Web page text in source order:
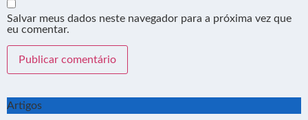
Salvar meus dados neste navegador para a próxima vez que
eu comentar.
Artigos